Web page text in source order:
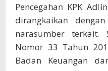
Pencegahan KPK
dirangkaikan
narasumber terkait.
Nomor 33 Tahun
Badan Keuangan